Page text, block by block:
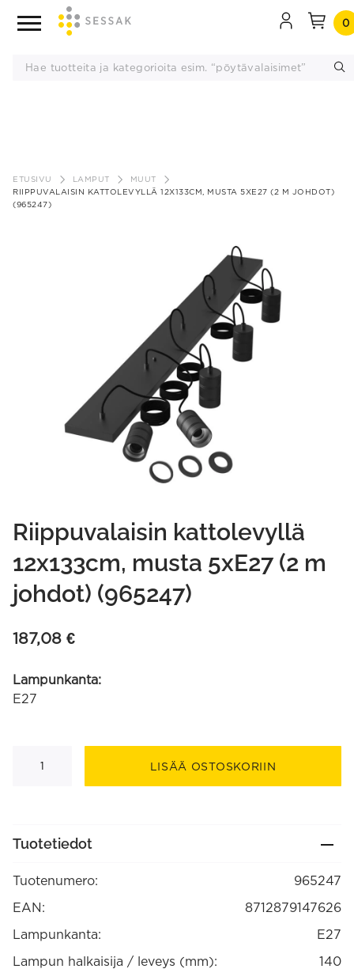
sisältöön
0
ETUSIVU LAMPUT
MUUT
RIIPPUVALAISIN KATTOLEVYLLÄ 12X133CM, MUSTA 5XE27 (2 M JOHDOT)
(965247)
Riippuvalaisin kattolevyllä
12x133cm, musta 5xE27 (2 m
johdot) (965247)
187,08 €
Lampunkanta:
E27
kattolevyllä
(965247)
LISÄÄ OSTOSKORIIN
Tuotetiedot
Tuotenumero:
965247
EAN:
8712879147626
Lampunkanta:
E27
Lampun halkaisija / leveys (mm):
140